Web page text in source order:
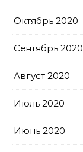
Октябрь 2020
Сентябрь 2020
Август 2020
Июль 2020
Июнь 2020